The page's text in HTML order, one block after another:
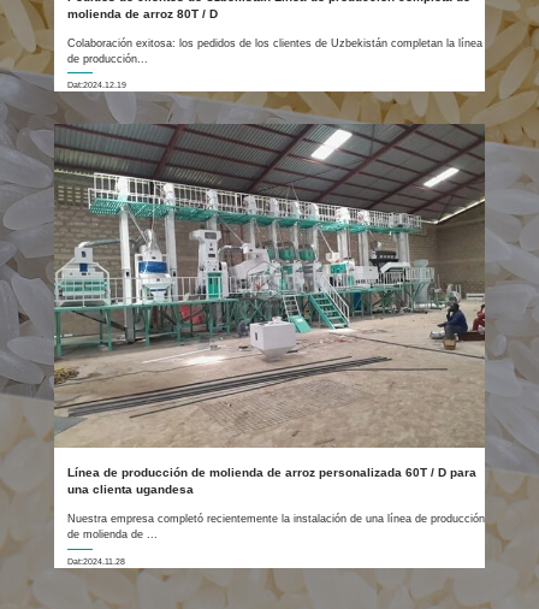
molienda de arroz 80T / D
Colaboración exitosa: los pedidos de los clientes de Uzbekistán completan la línea
de producción...
Dat:2024.12.19
Línea de producción de molienda de arroz personalizada 60T / D para
una clienta ugandesa
Nuestra empresa completó recientemente la instalación de una línea de producción
de molienda de ...
Dat:2024.11.28